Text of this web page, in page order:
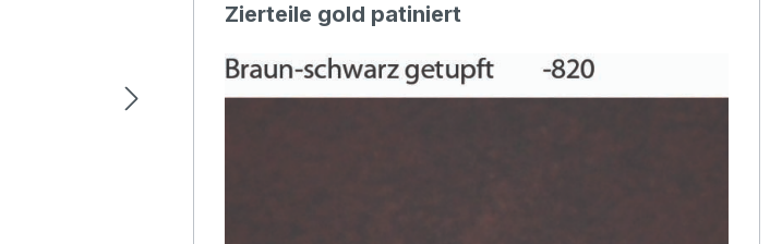
Zierteile gold patiniert